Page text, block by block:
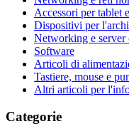
Accessori per tablet
Dispositivi per
Networking e server
Software
Articoli di
Tastiere, mouse e
Altri articoli per
Categorie